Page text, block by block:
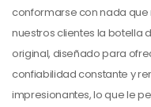
conformarse con nada que
nuestros clientes la botella
original, diseñado para
confiabilidad constante y
impresionantes, lo que le